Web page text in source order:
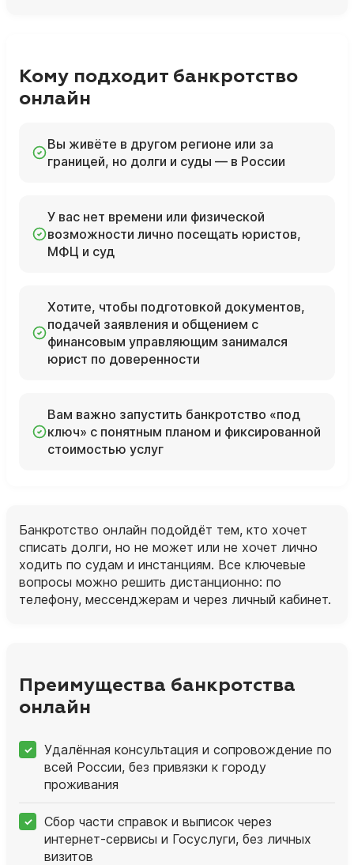
Кому подходит банкротство
онлайн
Вы живёте в другом регионе или за
границей, но долги и суды — в России
У вас нет времени или физической
возможности лично посещать юристов,
МФЦ и суд
Хотите, чтобы подготовкой документов,
подачей заявления и общением с
финансовым управляющим занимался
юрист по доверенности
Вам важно запустить банкротство «под
ключ» с понятным планом и фиксированной
стоимостью услуг
Банкротство онлайн подойдёт тем, кто хочет
списать долги, но не может или не хочет лично
ходить по судам и инстанциям. Все ключевые
вопросы можно решить дистанционно: по
телефону, мессенджерам и через личный кабинет.
Преимущества банкротства
онлайн
Удалённая консультация и сопровождение по
всей России, без привязки к городу
проживания
Сбор части справок и выписок через
интернет‑сервисы и Госуслуги, без личных
визитов